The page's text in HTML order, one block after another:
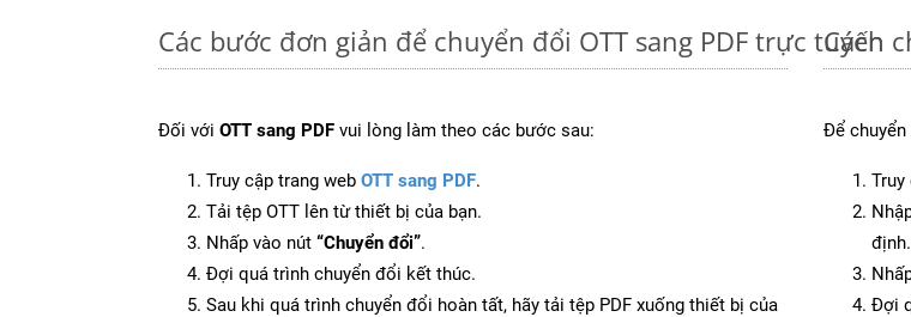
Các bước đơn giản để chuyển đổi OTT sang PDF trực tuyến
Đối với OTT sang PDF vui lòng làm theo các bước sau:
Truy cập trang web OTT sang PDF.
Tải tệp OTT lên từ thiết bị của bạn.
Nhấp vào nút “Chuyển đổi”.
Đợi quá trình chuyển đổi kết thúc.
Sau khi quá trình chuyển đổi hoàn tất, hãy tải tệp PDF xuống thiết bị của
Cách
Để chuyển
Truy
định.
Đợi